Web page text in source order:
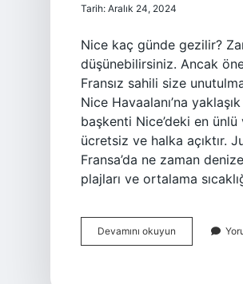
Tarih: Aralık 24, 2024
Nice kaç günde gezilir?
düşünebilirsiniz. Ancak
Fransız sahili size
Nice Havaalanı’na
başkenti Nice’deki en
ücretsiz ve halka açıktır.
Fransa’da ne zaman
plajları ve ortalama
Devamını okuyun
Ne